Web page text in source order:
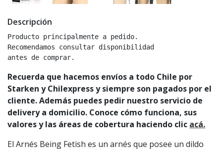
Descripción
Producto principalmente a pedido.
Recomendamos consultar disponibilidad
antes de comprar.
Recuerda que hacemos envíos a todo Chile por
Starken y Chilexpress y siempre son pagados por el
cliente. Además puedes pedir nuestro servicio de
delivery a domicilio. Conoce cómo funciona, sus
valores y las áreas de cobertura haciendo clic acá.
El Arnés Being Fetish es un arnés que posee un dildo